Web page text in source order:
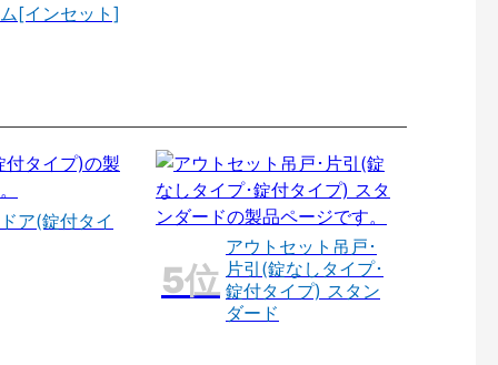
[インセット]
ア(錠付タイ
アウトセット吊戸･
片引(錠なしタイプ･
錠付タイプ) スタン
ダード